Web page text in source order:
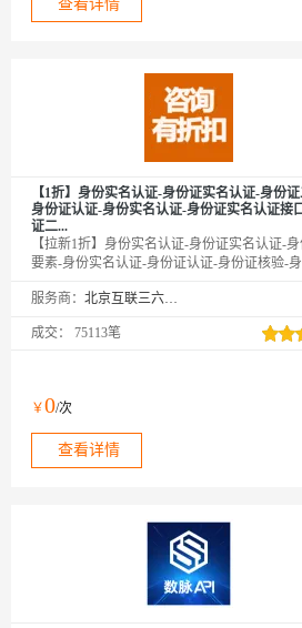
查看详情
【1折】身份实名认证-身份证实名认证-身份
身份证认证-身份实名认证-身份证实名认证接
证二...
【拉新1折】身份实名认证-身份证实名认证-
要素-身份实名认证-身份证认证-身份证核验-
认证-身份证实名认证接口-身份证二要素核验-
证号，校验此两项是否匹配，同时解析生日、
服，新用户享5折优惠！
服务商： 北京互联三六五科技有限公司
成交： 75113笔
￥0/次
查看详情